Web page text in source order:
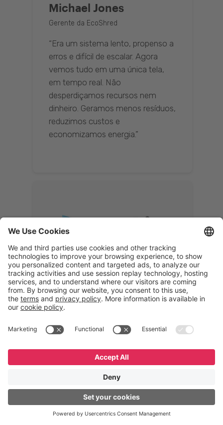
Michael Jones
Gerente da EcoShred
“Era um sistema lento, propenso a
erros e difícil de escalar. Agora
vemos tudo em uma única tela,
em tempo real. Não
desperdiçamos recursos nem
dinheiro. Geramos menos resíduos,
reduzimos custos e
economizamos energia.”
Memphis
Eduardo Ribeiro
CEO
uma solução 360°, que permite
logística reversa. Podemos
verificar, analisar, recondicionar e
reintegrar equipamentos à cadeia,